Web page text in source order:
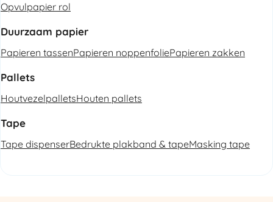
Opvulpapier rol
Duurzaam papier
Papieren tassenPapieren noppenfoliePapieren zakken
Pallets
HoutvezelpalletsHouten pallets
Tape
Tape dispenserBedrukte plakband & tapeMasking tape